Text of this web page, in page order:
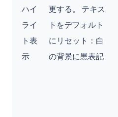
ハイ
ライ
ト表
示
更する。 テキス
トをデフォルト
にリセット：白
の背景に黒表記